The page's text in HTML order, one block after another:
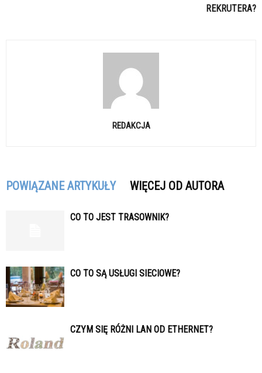
REKRUTERA?
REDAKCJA
POWIĄZANE ARTYKUŁY WIĘCEJ OD AUTORA
CO TO JEST TRASOWNIK?
CO TO SĄ USŁUGI SIECIOWE?
CZYM SIĘ RÓŻNI LAN OD ETHERNET?